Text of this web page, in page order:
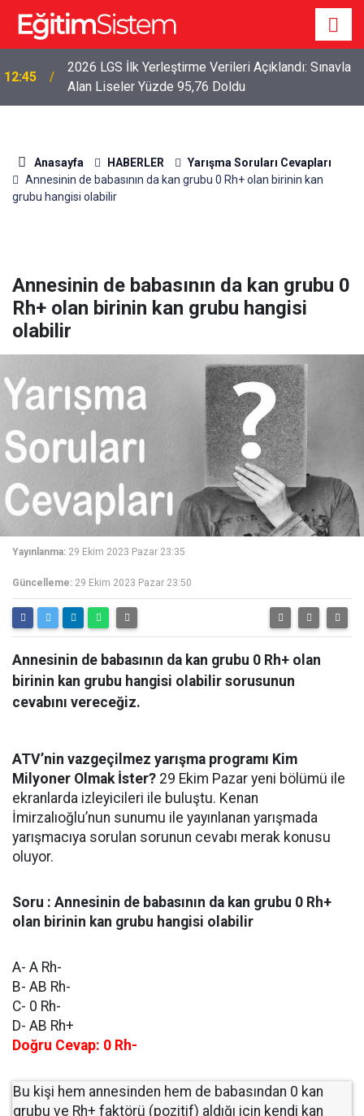
12:45
2026 LGS İlk Yerleştirme Verileri Açıklandı: Sınavla
Alan Liseler Yüzde 95,76 Doldu
Anasayfa HABERLER
Yarışma Soruları Cevapları
Annesinin de babasının da kan grubu 0 Rh+ olan birinin kan
grubu hangisi olabilir
Annesinin de babasının da kan grubu 0
Rh+ olan birinin kan grubu hangisi
olabilir
Yayınlanma: 29 Ekim 2023 Pazar 23:35
Güncelleme: 29 Ekim 2023 Pazar 23:50
Annesinin de babasının da kan grubu 0 Rh+ olan
birinin kan grubu hangisi olabilir sorusunun
cevabını vereceğiz.
ATV’nin vazgeçilmez yarışma programı Kim
Milyoner Olmak İster? 29 Ekim Pazar yeni bölümü ile
ekranlarda izleyicileri ile buluştu. Kenan
İmirzalıoğlu’nun sunumu ile yayınlanan yarışmada
yarışmacıya sorulan sorunun cevabı merak konusu
oluyor.
Soru : Annesinin de babasının da kan grubu 0 Rh+
olan birinin kan grubu hangisi olabilir
A- A Rh-
B- AB Rh-
C- 0 Rh-
D- AB Rh+
Doğru Cevap: 0 Rh-
Bu kişi hem annesinden hem de babasından 0 kan
grubu ve Rh+ faktörü (pozitif) aldığı için kendi kan